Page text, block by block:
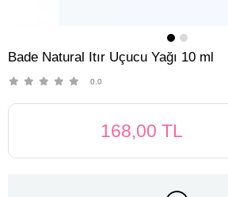
Bade Natural Itır Uçucu Yağı 10 ml
0.0
168,00 TL